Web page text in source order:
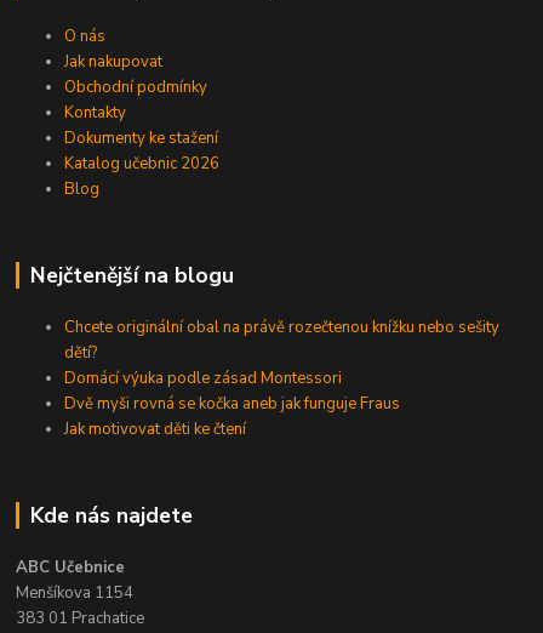
O nás
Jak nakupovat
Obchodní podmínky
Kontakty
Dokumenty ke stažení
Katalog učebnic 2026
Blog
Nejčtenější na blogu
Chcete originální obal na právě rozečtenou knížku nebo sešity
dětí?
Domácí výuka podle zásad Montessori
Dvě myši rovná se kočka aneb jak funguje Fraus
Jak motivovat děti ke čtení
Kde nás najdete
ABC Učebnice
Menšíkova 1154
383 01 Prachatice